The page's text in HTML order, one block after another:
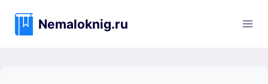
содержимому
Nemaloknig.ru